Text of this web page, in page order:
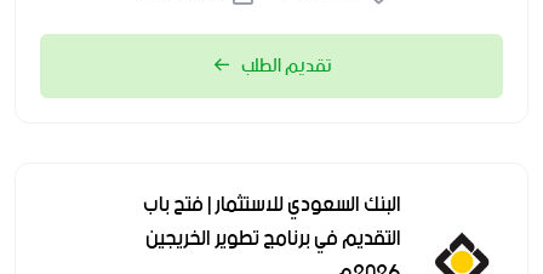
تقديم الطلب
البنك السعودي للاستثمار | فتح باب
التقديم في برنامج تطوير الخريجين